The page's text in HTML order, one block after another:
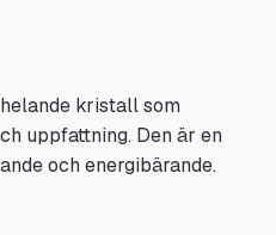
kristall som
uppfattning. Den är en
och energibärande.